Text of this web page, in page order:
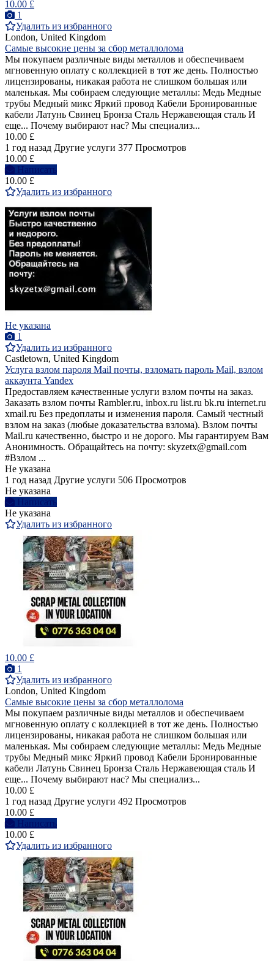
10.00 £
1
Удалить из избранного
London, United Kingdom
Самые высокие цены за сбор металлолома
Мы покупаем различные виды металлов и обеспечиваем
мгновенную оплату с коллекцией в тот же день. Полностью
лицензированы, никакая работа не слишком большая или
маленькая. Мы собираем следующие металлы: Медь Медные
трубы Медный микс Яркий провод Кабели Бронированные
кабели Латунь Свинец Бронза Сталь Нержавеющая сталь И
еще... Почему выбирают нас? Мы специализ...
10.00 £
1 год назад Другие услуги 377 Просмотров
10.00 £
Написать
10.00 £
Удалить из избранного
Не указана
1
Удалить из избранного
Castletown, United Kingdom
Услуга взлом пароля Mail почты, взломать пароль Mail, взлом
аккаунта Yandex
Предоставляем качественные услуги взлом почты на заказ.
Заказать взлoм почты Rambler.ru, inbox.ru list.ru bk.ru internet.ru
xmail.ru Без предоплаты и изменения пароля. Самый честный
взлом на заказ (любые доказательства взлома). Bзлом почты
Mail.ru качественно, быстро и не дорого. Мы гарантируем Вам
Анонимность. Обращайтесь на почту: skyzetx@gmail.com
#Взлом ...
Не указана
1 год назад Другие услуги 506 Просмотров
Не указана
Написать
Не указана
Удалить из избранного
10.00 £
1
Удалить из избранного
London, United Kingdom
Самые высокие цены за сбор металлолома
Мы покупаем различные виды металлов и обеспечиваем
мгновенную оплату с коллекцией в тот же день. Полностью
лицензированы, никакая работа не слишком большая или
маленькая. Мы собираем следующие металлы: Медь Медные
трубы Медный микс Яркий провод Кабели Бронированные
кабели Латунь Свинец Бронза Сталь Нержавеющая сталь И
еще... Почему выбирают нас? Мы специализ...
10.00 £
1 год назад Другие услуги 492 Просмотров
10.00 £
Написать
10.00 £
Удалить из избранного